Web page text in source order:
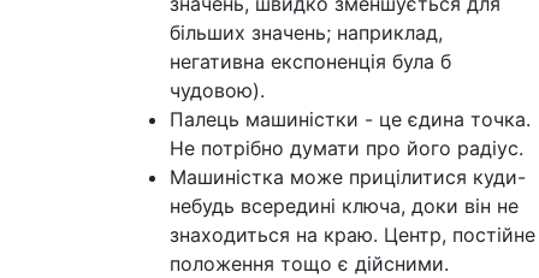
більших значень; наприклад,
негативна експоненція була б
чудовою).
Палець машиністки - це єдина точка.
Не потрібно думати про його радіус.
Машиністка може прицілитися куди-
небудь всередині ключа, доки він не
знаходиться на краю. Центр, постійне
положення тощо є дійсними.